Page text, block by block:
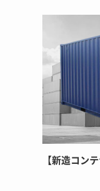
【新造コン